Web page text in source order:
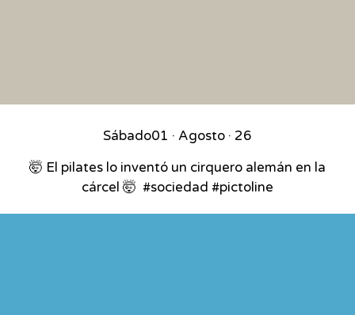
Sábado01 · Agosto · 26
🤯 El pilates lo inventó un cirquero alemán en la
cárcel 🤯⁣ ⁣ #sociedad #pictoline